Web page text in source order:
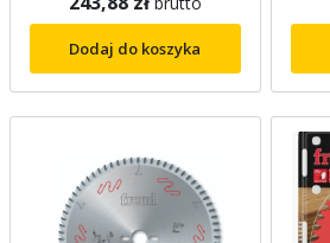
Dodaj do koszyka